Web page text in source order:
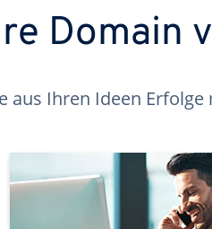
Domain
aus Ihren Ideen